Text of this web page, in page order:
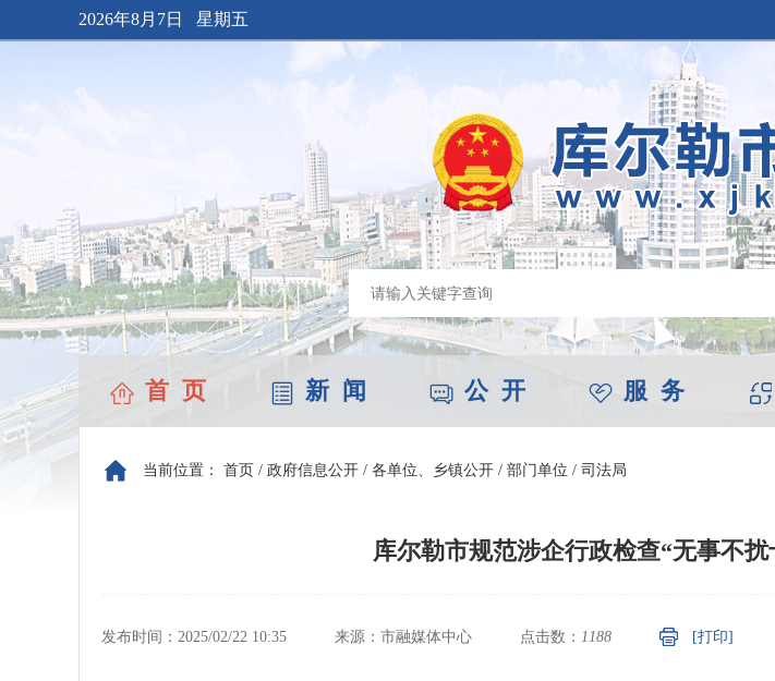
2026年8月7日 星期五
首 页 新 闻 公 开 服 务
当前位置： 首页 / 政府信息公开 / 各单位、乡镇公开 / 部门单位 / 司法局
库尔勒市规范涉企行政检查“无事不
发布时间：2025/02/22 10:35 来源：市融媒体中心 点击数： 1188 [打印]